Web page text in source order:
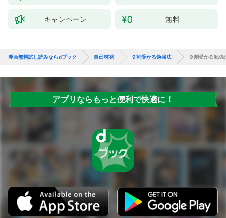
キャンペーン 無料
漫画無料試し読みならdブック 自己啓発 ９割受かる勉強法 ９割受かる勉強
アプリならもっと便利で快適に！